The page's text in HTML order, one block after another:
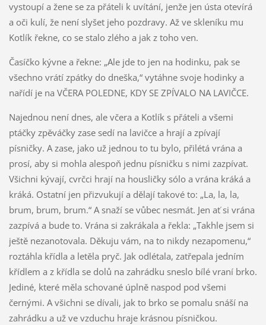
vystoupí a žene se za přáteli k uvítání, jenže jen ústa otevírá
a oči kulí, že není slyšet jeho pozdravy. Až ve skleníku mu
Kotlík řekne, co se stalo zlého a jak z toho ven.
Časíčko kývne a řekne: „Ale jde to jen na hodinku, pak se
všechno vrátí zpátky do dneška,“ vytáhne svoje hodinky a
nařídí je na VČERA POLEDNE, KDY SE ZPÍVALO NA LAVIČCE.
Najednou není dnes, ale včera a Kotlík s přáteli a všemi
ptáčky zpěváčky zase sedí na lavičce a hrají a zpívají
písničky. A zase, jako už jednou to tu bylo, přilétá vrána a
prosí, aby si mohla alespoň jednu písničku s nimi zazpívat.
Všichni kývají, cvrčci hrají na housličky sólo a vrána kráká a
kráká. Ostatní jen přizvukují a dělají takové to: „La, la, la,
brum, brum, brum.“ A snaží se vůbec nesmát. Jen ať si vrána
zazpívá a bude to. Vrána si zakrákala a řekla: „Takhle jsem si
ještě nezanotovala. Děkuju vám, na to nikdy nezapomenu,“
roztáhla křídla a letěla pryč. Jak odlétala, zatřepala jedním
křídlem a z křídla se dolů na zahrádku sneslo bílé vraní brko.
Jediné, které měla schované úplně naspod pod všemi
černými. A všichni se dívali, jak to brko se pomalu snáší na
zahrádku a už ve vzduchu hraje krásnou písničkou.